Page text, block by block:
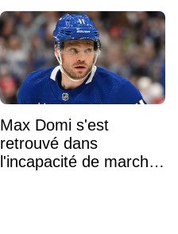
Max Domi s'est
retrouvé dans
l'incapacité de marcher